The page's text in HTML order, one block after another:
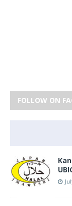
FOLLOW ON